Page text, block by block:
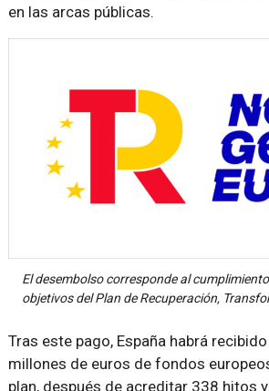
en las arcas públicas.
El desembolso corresponde al
objetivos del Plan de Recuperación,
Tras este pago, España habrá
millones de euros de fondos
plan, después de acreditar 338 hitos